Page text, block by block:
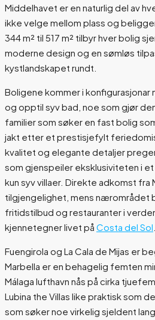
Middelhavet er en naturlig del av
ikke velge mellom plass og
344 m² til 517 m² tilbyr hver bolig
moderne design og en sømløs
kystlandskapet rundt.
Boligene kommer i
og opptil syv bad, noe som gjør
familier som søker en fast bolig
jakt etter et prestisjefylt
kvalitet og elegante detaljer
som gjenspeiler eksklusiviteten i
kun syv villaer. Direkte adkomst fra
tilgjengelighet, mens nærområdet
fritidstilbud og restauranter i
kjennetegner livet på Costa del Sol
Fuengirola og La Cala de Mijas er
Marbella er en behagelig femten
Málaga lufthavn nås på cirka
Lubina the Villas like praktisk som
som søker noe virkelig sjeldent